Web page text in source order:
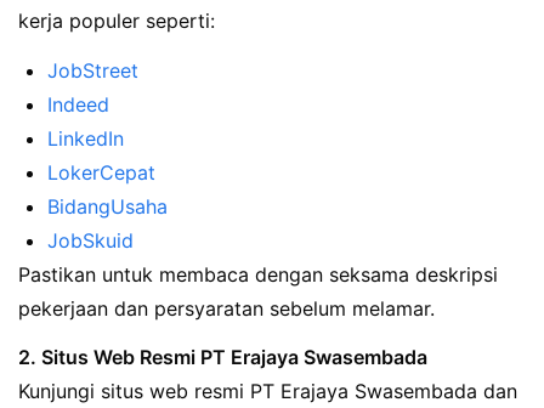
kerja populer seperti:
JobStreet
Indeed
LinkedIn
LokerCepat
BidangUsaha
JobSkuid
Pastikan untuk membaca dengan seksama deskripsi
pekerjaan dan persyaratan sebelum melamar.
2. Situs Web Resmi PT Erajaya Swasembada
Kunjungi situs web resmi PT Erajaya Swasembada dan